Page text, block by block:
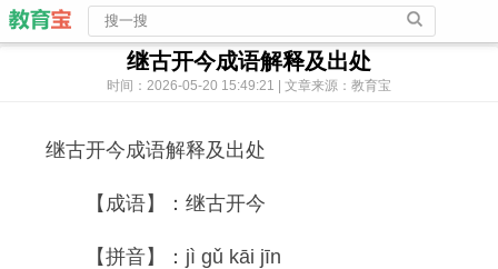
继古开今成语解释及出处
时间：2026-05-20 15:49:21 | 文章来源：教育宝
继古开今成语解释及出处
【成语】：继古开今
【拼音】：jì gǔ kāi jīn